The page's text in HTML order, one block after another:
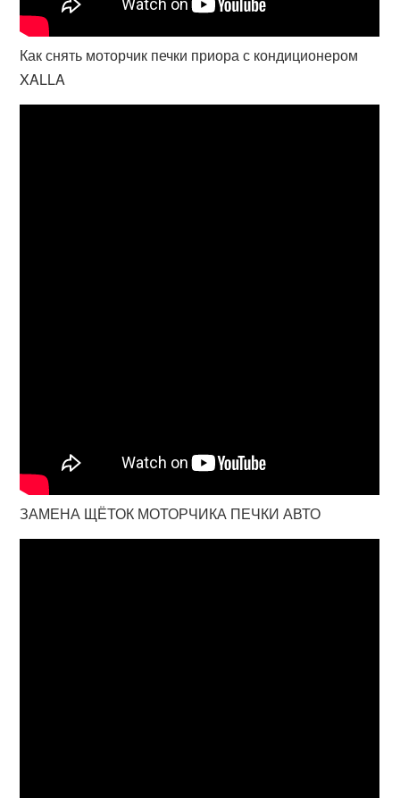
Как снять моторчик печки приора с кондиционером
XALLA
ЗАМЕНА ЩЁТОК МОТОРЧИКА ПЕЧКИ АВТО